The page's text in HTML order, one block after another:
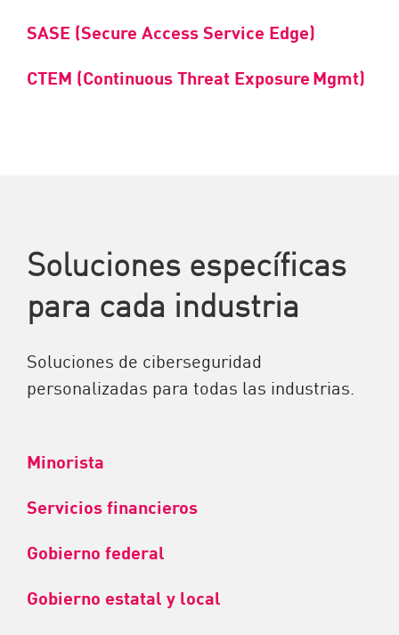
SASE (Secure Access Service Edge)
CTEM (Continuous Threat Exposure Mgmt)
Soluciones específicas
para cada industria
Soluciones de ciberseguridad
personalizadas para todas las industrias.
Minorista
Servicios financieros
Gobierno federal
Gobierno estatal y local